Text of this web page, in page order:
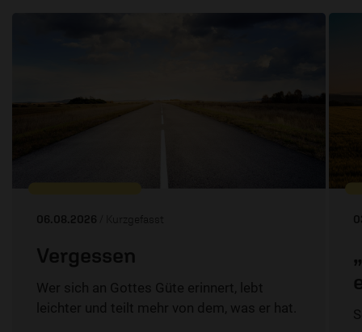
06.08.2026 / Kurzgefasst
Vergessen
Wer sich an Gottes Güte erinnert, lebt
leichter und teilt mehr von dem, was er hat.